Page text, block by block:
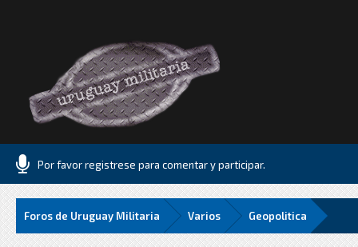
Por favor registrese para comentar y participar.
Foros de Uruguay Militaria Varios Geopolitica